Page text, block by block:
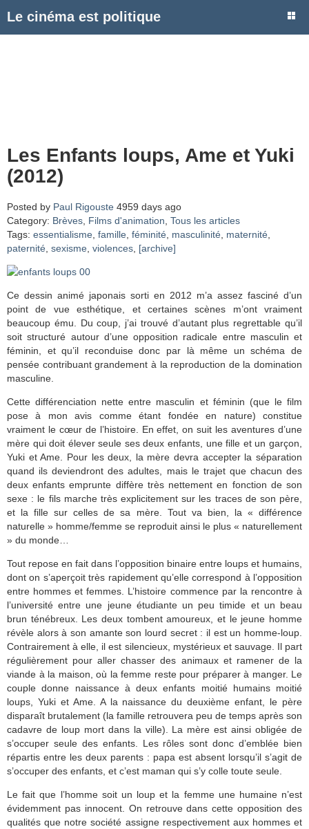
Le cinéma est politique
Les Enfants loups, Ame et Yuki
(2012)
Posted by Paul Rigouste 4959 days ago
Category: Brèves Films d'animation Tous les articles
Tags: essentialisme famille féminité masculinité maternité
paternité sexisme violences [archive]
Ce dessin animé japonais sorti en 2012 m’a assez fasciné d’un
point de vue esthétique, et certaines scènes m’ont vraiment
beaucoup ému. Du coup, j’ai trouvé d’autant plus regrettable qu’il
soit structuré autour d’une opposition radicale entre masculin et
féminin, et qu’il reconduise donc par là même un schéma de
pensée contribuant grandement à la reproduction de la domination
masculine.
Cette différenciation nette entre masculin et féminin (que le film
pose à mon avis comme étant fondée en nature) constitue
vraiment le cœur de l’histoire. En effet, on suit les aventures d’une
mère qui doit élever seule ses deux enfants, une fille et un garçon,
Yuki et Ame. Pour les deux, la mère devra accepter la séparation
quand ils deviendront des adultes, mais le trajet que chacun des
deux enfants emprunte diffère très nettement en fonction de son
sexe : le fils marche très explicitement sur les traces de son père,
et la fille sur celles de sa mère. Tout va bien, la « différence
naturelle » homme/femme se reproduit ainsi le plus « naturellement
» du monde…
Tout repose en fait dans l’opposition binaire entre loups et humains,
dont on s’aperçoit très rapidement qu’elle correspond à l’opposition
entre hommes et femmes. L’histoire commence par la rencontre à
l’université entre une jeune étudiante un peu timide et un beau
brun ténébreux. Les deux tombent amoureux, et le jeune homme
révèle alors à son amante son lourd secret : il est un homme-loup.
Contrairement à elle, il est silencieux, mystérieux et sauvage. Il part
régulièrement pour aller chasser des animaux et ramener de la
viande à la maison, où la femme reste pour préparer à manger. Le
couple donne naissance à deux enfants moitié humains moitié
loups, Yuki et Ame. A la naissance du deuxième enfant, le père
disparaît brutalement (la famille retrouvera peu de temps après son
cadavre de loup mort dans la ville). La mère est ainsi obligée de
s’occuper seule des enfants. Les rôles sont donc d’emblée bien
répartis entre les deux parents : papa est absent lorsqu’il s’agit de
s’occuper des enfants, et c’est maman qui s’y colle toute seule.
Le fait que l’homme soit un loup et la femme une humaine n’est
évidemment pas innocent. On retrouve dans cette opposition des
qualités que notre société assigne respectivement aux hommes et